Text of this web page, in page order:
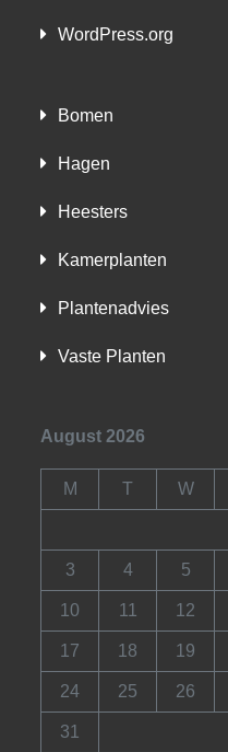
WordPress.org
Bomen
Hagen
Heesters
Kamerplanten
Plantenadvies
Vaste Planten
August 2026
M T W
3 4 5
10 11 12
17 18 19
24 25 26
31